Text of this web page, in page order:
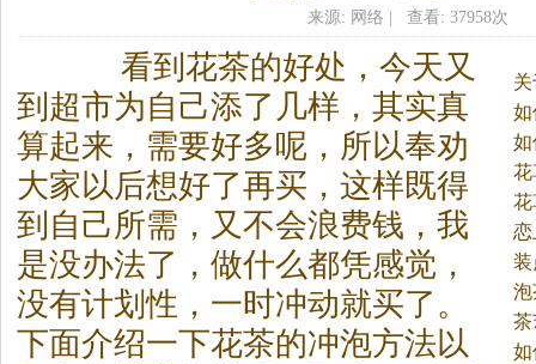
来源: 网络 | 查看: 37958次
看到花茶的好处，今天又
到超市为自己添了几样，其实真
算起来，需要好多呢，所以奉劝
大家以后想好了再买，这样既得
到自己所需，又不会浪费钱，我
是没办法了，做什么都凭感觉，
没有计划性，一时冲动就买了。
下面介绍一下花茶的冲泡方法以